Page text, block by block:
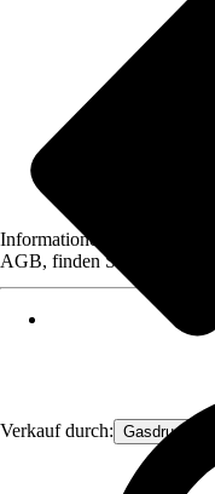
Verkauf durch:
Informationen des
AGB, finden Sie bei Klick